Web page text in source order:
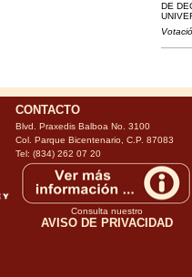
DE
CONTACTO
Blvd. Praxedis Balboa No. 3100
Col. Parque Bicentenario, C.P. 87083
Tel: (834) 262 07 20
Consulta nuestro
AVISO DE PRIVACIDAD